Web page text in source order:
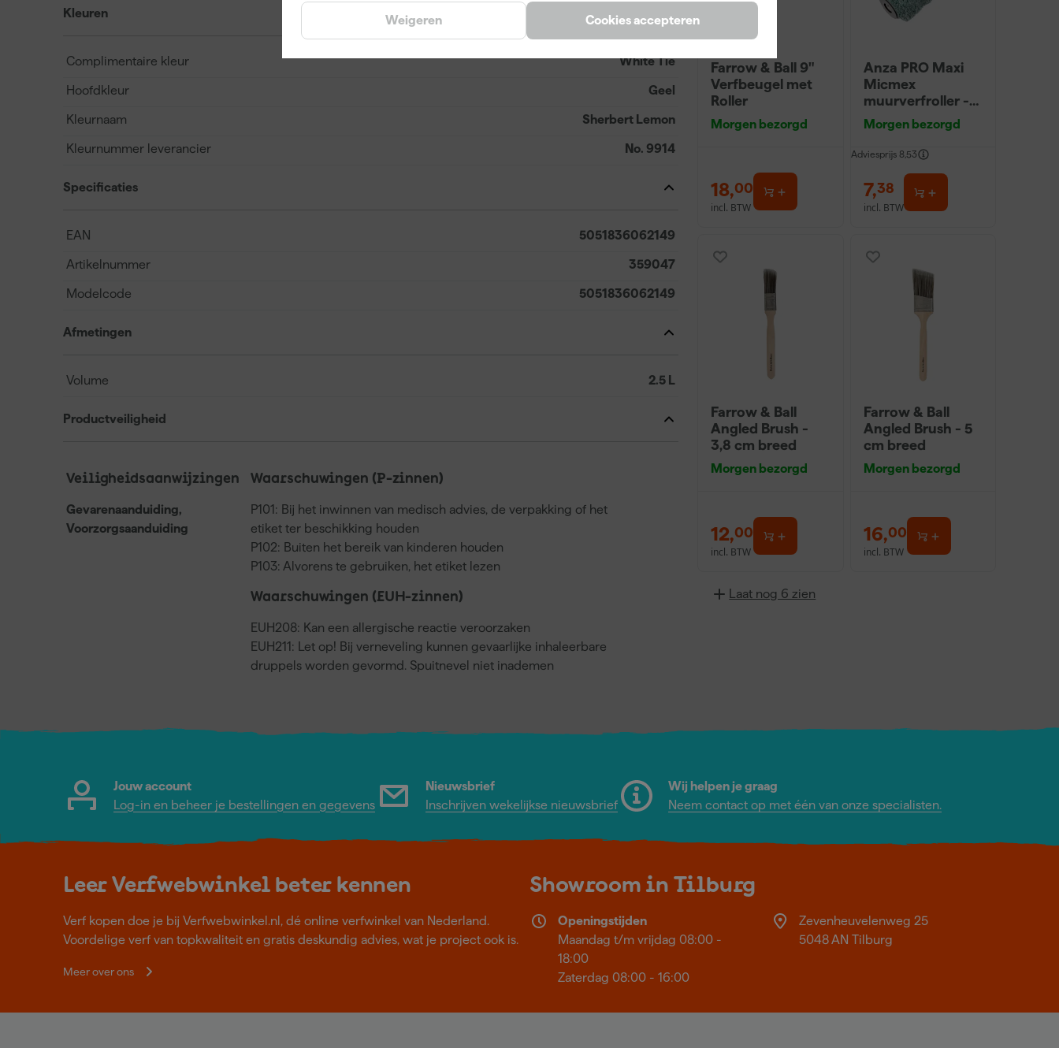
Cookies accepteren
Weigeren
Kleuren
Complimentaire kleur White Tie
Hoofdkleur Geel
Kleurnaam Sherbert Lemon
Kleurnummer leverancier No. 9914
Specificaties
EAN 5051836062149
Artikelnummer 359047
Modelcode 5051836062149
Afmetingen
Volume 2.5 L
Productveiligheid
Veiligheidsaanwijzingen
Gevarenaanduiding,
Voorzorgsaanduiding
Waarschuwingen (P-zinnen)
P101: Bij het inwinnen van medisch advies, de verpakking of het
etiket ter beschikking houden
P102: Buiten het bereik van kinderen houden
P103: Alvorens te gebruiken, het etiket lezen
Waarschuwingen (EUH-zinnen)
EUH208: Kan een allergische reactie veroorzaken
EUH211: Let op! Bij verneveling kunnen gevaarlijke inhaleerbare
druppels worden gevormd. Spuitnevel niet inademen
Farrow & Ball 9"
Verfbeugel met
Roller
Morgen bezorgd
18,00
incl. BTW
Anza PRO Maxi
Micmex
muurverfroller -
18cm
Morgen bezorgd
Adviesprijs 8,53
7,38
incl. BTW
Farrow & Ball
Angled Brush -
3,8 cm breed
Morgen bezorgd
12,00
incl. BTW
Farrow & Ball
Angled Brush - 5
cm breed
Morgen bezorgd
16,00
incl. BTW
Laat nog 6 zien
Jouw account
Log-in en beheer je bestellingen en gegevens
Nieuwsbrief
Inschrijven wekelijkse nieuwsbrief
Wij helpen je graag
Neem contact op met één van onze specialisten.
Leer Verfwebwinkel beter kennen
Verf kopen doe je bij Verfwebwinkel.nl, dé online verfwinkel van Nederland.
Voordelige verf van topkwaliteit en gratis deskundig advies, wat je project ook is.
Meer over ons
Showroom in Tilburg
Openingstijden
Maandag t/m vrijdag 08:00 -
18:00
Zaterdag 08:00 - 16:00
Zevenheuvelenweg 25
5048 AN Tilburg